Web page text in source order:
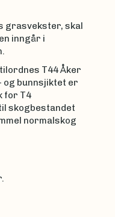
grasvekster, skal
inngår i
T44 Åker
bunnsjiktet er
for T4
skogbestandet
normalskog